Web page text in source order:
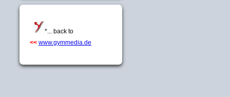
*... back to
<< www.gymmedia.de